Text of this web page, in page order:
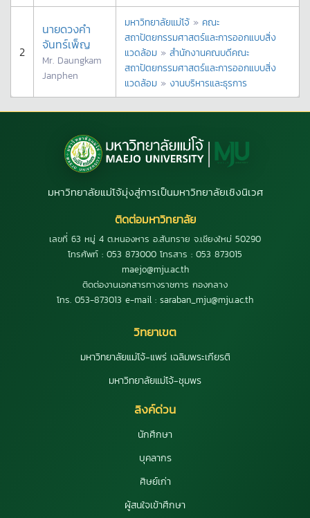
2
นายดวงคำ
จันทร์เพ็ญ
Mr. Daungkam
Janphen
มหาวิทยาลัยแม่โจ้ » คณะ
สถาปัตยกรรมศาสตร์และการออกแบบสิ่ง
แวดล้อม » สำนักงานคณบดีคณะ
สถาปัตยกรรมศาสตร์และการออกแบบสิ่ง
แวดล้อม » งานบริหารและธุรการ
มหาวิทยาลัยแม่โจ้มุ่งสู่การเป็นมหาวิทยาลัยเชิงนิเวศ
ติดต่อมหาวิทยาลัย
เลขที่ 63 หมู่ 4 ต.หนองหาร อ.สันทราย จ.เชียงใหม่ 50290
โทรศัพท์ : 053 873000 โทรสาร : 053 873015
maejo@mju.ac.th
ติดต่องานเอกสารทางราชการ กองกลาง
โทร. 053-873013 e-mail : saraban_mju@mju.ac.th
วิทยาเขต
มหาวิทยาลัยแม่โจ้-แพร่ เฉลิมพระเกียรติ
มหาวิทยาลัยแม่โจ้-ชุมพร
ลิงค์ด่วน
นักศึกษา
บุคลากร
ศิษย์เก่า
ผู้สนใจเข้าศึกษา